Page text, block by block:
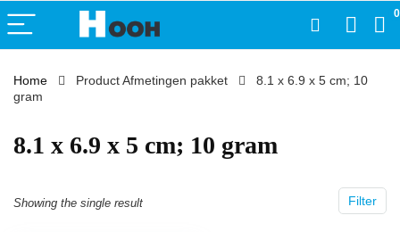
0
Home Product Afmetingen pakket
‎8.1 x 6.9 x 5 cm; 10
gram
‎8.1 x 6.9 x 5 cm; 10 gram
Filter
Showing the single result